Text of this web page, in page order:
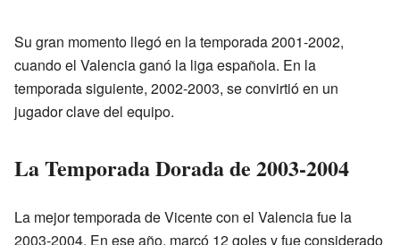
Su gran momento llegó en la temporada 2001-2002,
cuando el Valencia ganó la liga española. En la
temporada siguiente, 2002-2003, se convirtió en un
jugador clave del equipo.
La Temporada Dorada de 2003-2004
La mejor temporada de Vicente con el Valencia fue la
2003-2004. En ese año, marcó 12 goles y fue considerado